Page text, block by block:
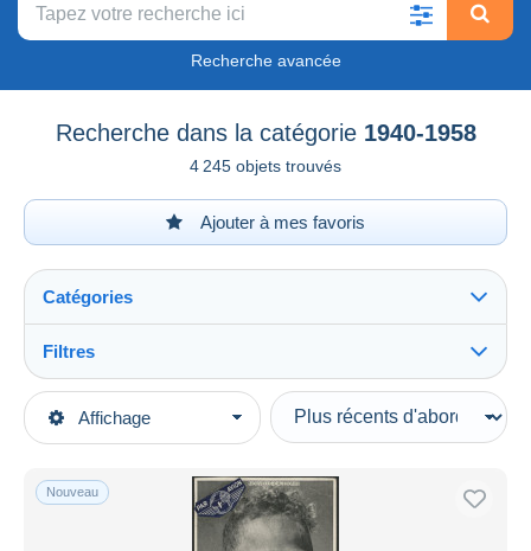
Recherche avancée
Recherche dans la catégorie 1940-1958
4 245 objets trouvés
Ajouter à mes favoris
Affichage
Catégories
Catégories principales
Océanie
Nouvelle-Calédonie
Filtres
Types de vente
En cours
Prix fixes
Enchères avec offres
Enchères sans offres
Nouveau